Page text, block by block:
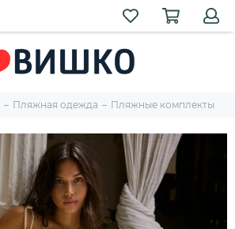
Пляжная одежда Пляжные комплекты